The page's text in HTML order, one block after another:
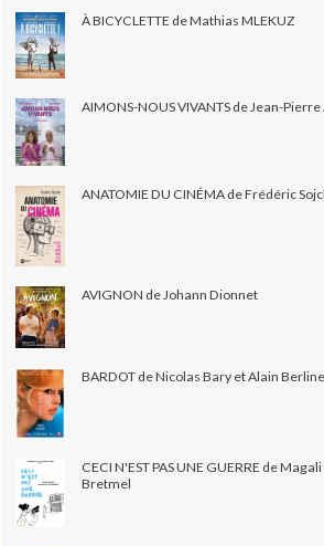
À BICYCLETTE de Mathias MLEKUZ
AIMONS-NOUS VIVANTS de Jean-
ANATOMIE DU CINÉMA de Frédéric
AVIGNON de Johann Dionnet
BARDOT de Nicolas Bary et Alain
CECI N'EST PAS UNE GUERRE de
Bretmel